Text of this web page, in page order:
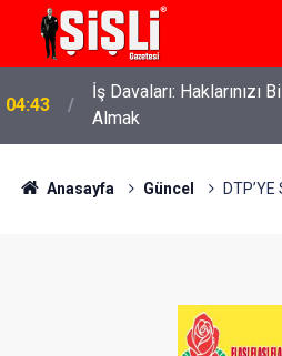
04:43
İş Davaları: Haklarınızı
Almak
Anasayfa Güncel